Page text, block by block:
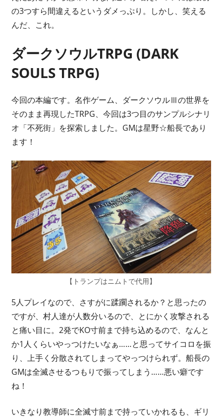
の3つすら間違えるというダメっぷり。しかし、笑える
んだ、これ。
ダークソウルTRPG (DARK
SOULS TRPG)
今回の本編です。名作ゲーム、ダークソウルⅢの世界を
そのまま再現したTRPG、今回は3つ目のサンプルシナリ
オ「不死街」を探索しました。GMは星野☆船長であり
ます！
【トランプはニムトで代用】
5人プレイなので、さすがに蹂躙されるか？と思ったの
ですが、村人達が人数分いるので、とにかく攻撃される
と痛い目に。2発でKO寸前まで持ち込めるので、なんと
か1人くらいやっつけたいなぁ……と思ってサイコロを振
り、上手く分散されてしまってやっつけられず。船長の
GMは全滅させるつもりで振ってしまう……悪い癖です
ね！
いきなり教導師に全滅寸前まで持っていかれるも、ギリ